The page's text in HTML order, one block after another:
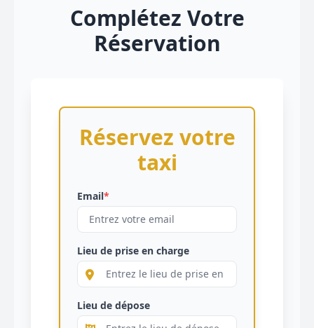
Complétez Votre
Réservation
Réservez votre
taxi
Email*
Lieu de prise en charge
Lieu de dépose